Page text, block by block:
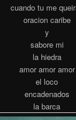
cuando tu me
oracion caribe
y
sabore mi
la hiedra
amor amor amor
el loco
encadenados
la barca